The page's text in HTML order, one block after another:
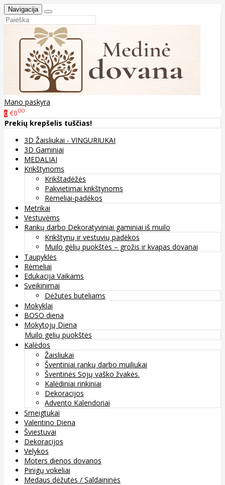
Navigacija
Mano paskyra
0 €000
Prekių krepšelis tuščias!
3D Žaisliukai - VINGURIUKAI
3D Gaminiai
MEDALIAI
Krikštynoms
Krikštadėžės
Pakvietimai krikštynoms
Rėmeliai-padėkos
Metrikai
Vestuvėms
Rankų darbo Dekoratyviniai gaminiai iš muilo
Krikštynų ir vestuvių padėkos
Muilo gėlių puokštės – grožis ir kvapas dovanai
Taupyklės
Rėmeliai
Edukacija Vaikams
Sveikinimai
Dėžutės buteliams
Mokyklai
BOSO diena
Mokytojų Diena
Muilo gelių puokštės
Kalėdos
Žaisliukai
Šventiniai rankų darbo muiliukai
Šventinės Sojų vaško žvakės.
Kalėdiniai rinkiniai
Dekoracijos
Advento Kalendoriai
Smeigtukai
Valentino Diena
Šviestuvai
Dekoracijos
Velykos
Moters dienos dovanos
Pinigų vokeliai
Medaus dėžutės / Saldaininės